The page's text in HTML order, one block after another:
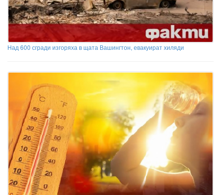
Над 600 сгради изгоряха в щата Вашингтон, евакуират хиляди